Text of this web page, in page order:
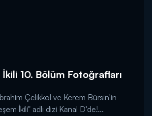
10. Bölüm Fotoğrafları
Çelikkol ve Kerem Bürsin'in
İkili" adlı dizi Kanal D'de!...